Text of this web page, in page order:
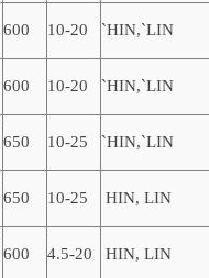
600 10-20 `HIN,`LIN
600 10-20 `HIN,`LIN
650 10-25 `HIN,`LIN
650 10-25 HIN, LIN
600 4.5-20 HIN, LIN